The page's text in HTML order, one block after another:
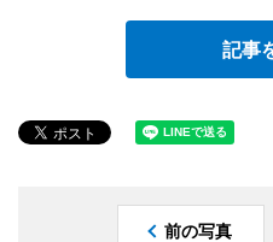
記事
前の写真